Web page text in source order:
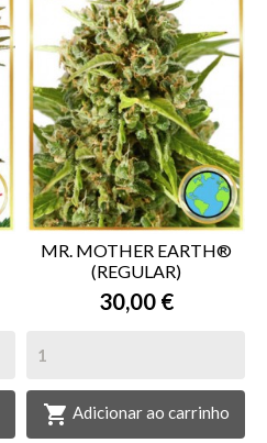
MR. MOTHER EARTH®
(REGULAR)
30,00 €
 Adicionar ao carrinho